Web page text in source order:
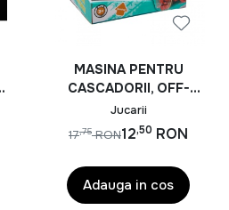
MASINA PENTRU
CASCADORII, OFF-
ROAD, 360 DE GRADE,
MOMKI, ALB
Jucarii
12,50 RON
17,75 RON
Adauga in cos